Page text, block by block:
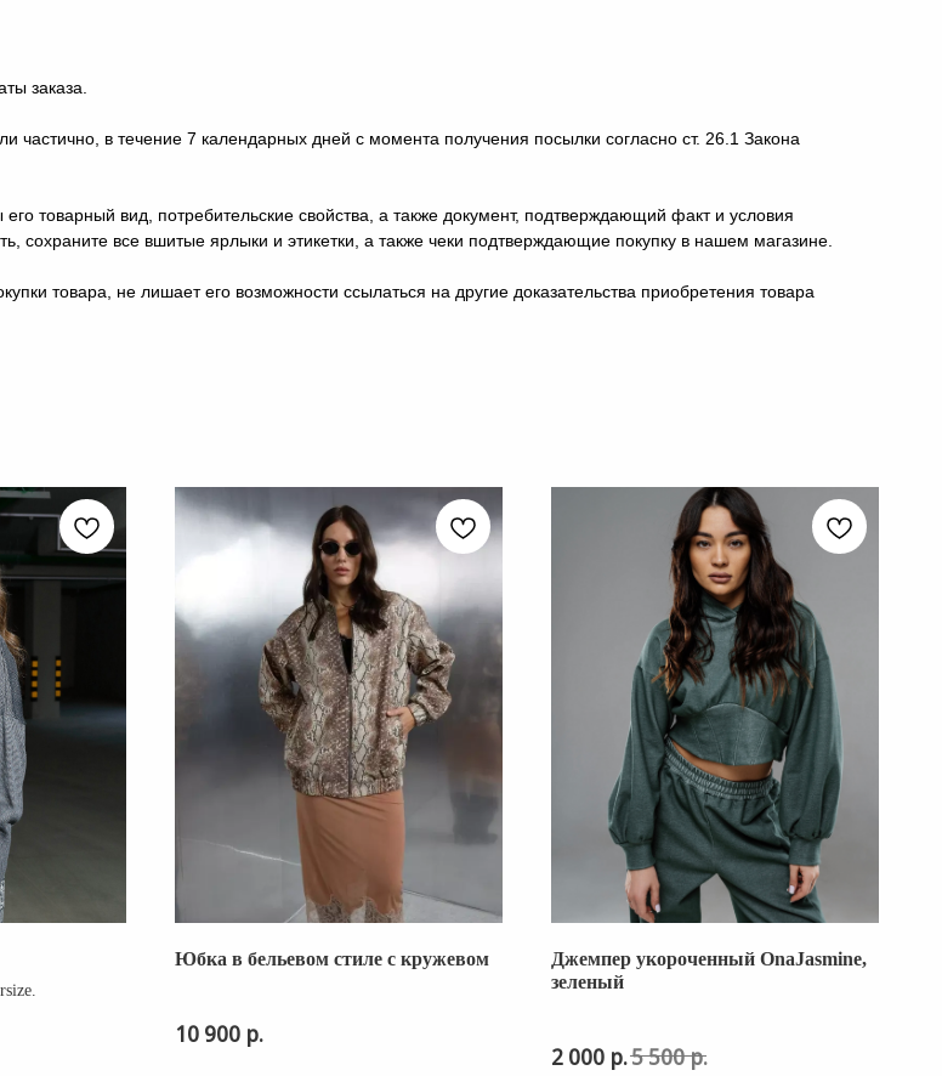
заказа.
в течение 7 календарных дней с момента получения посылки согласно ст. 26.1 Закона
товарный вид, потребительские свойства, а также документ, подтверждающий факт и условия
сохраните все вшитые ярлыки и этикетки, а также чеки подтверждающие покупку в нашем магазине.
товара, не лишает его возможности ссылаться на другие доказательства приобретения товара
Юбка в бельевом стиле с кружевом
10 900 р.
Джемпер укороченный OnaJasmine,
зеленый
2 000 р.5 500 р.
ПРОГРАММА ЛОЯЛЬНОСТИ
ВЕСЬ КАТАЛОГ